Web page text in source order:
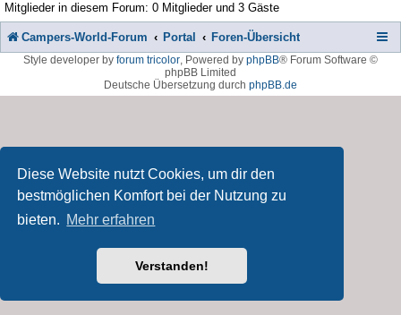
Diese Website nutzt Cookies, um dir den
bestmöglichen Komfort bei der Nutzung zu
bieten. Mehr erfahren
Verstanden!
Mitglieder in diesem Forum: 0 Mitglieder und 3 Gäste
Campers-World-Forum Portal Foren-Übersicht
Style developer by forum tricolor, Powered by phpBB® Forum Software ©
phpBB Limited
Deutsche Übersetzung durch phpBB.de